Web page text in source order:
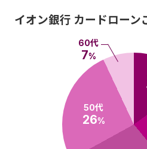
イオン銀行 カードローン
50代
26%
60代
7%